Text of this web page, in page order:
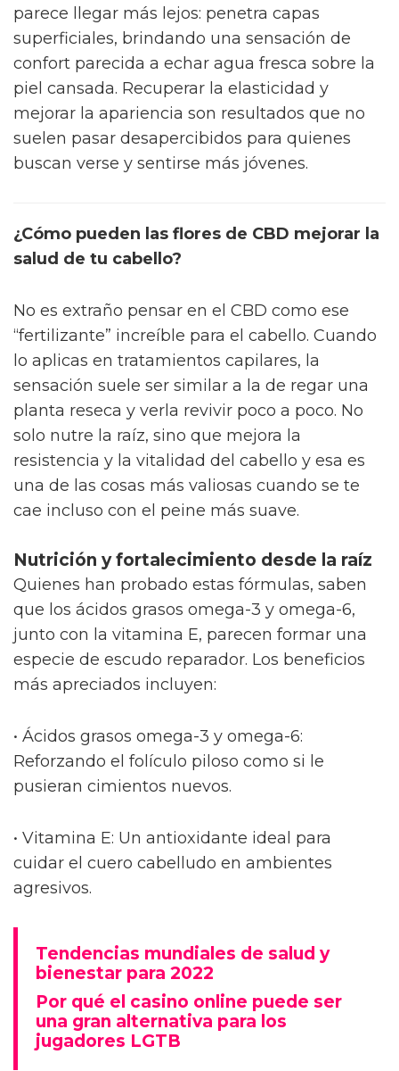
parece llegar más lejos: penetra capas
superficiales, brindando una sensación de
confort parecida a echar agua fresca sobre la
piel cansada. Recuperar la elasticidad y
mejorar la apariencia son resultados que no
suelen pasar desapercibidos para quienes
buscan verse y sentirse más jóvenes.
¿Cómo pueden las flores de CBD mejorar la
salud de tu cabello?
No es extraño pensar en el CBD como ese
“fertilizante” increíble para el cabello. Cuando
lo aplicas en tratamientos capilares, la
sensación suele ser similar a la de regar una
planta reseca y verla revivir poco a poco. No
solo nutre la raíz, sino que mejora la
resistencia y la vitalidad del cabello y esa es
una de las cosas más valiosas cuando se te
cae incluso con el peine más suave.
Nutrición y fortalecimiento desde la raíz
Quienes han probado estas fórmulas, saben
que los ácidos grasos omega-3 y omega-6,
junto con la vitamina E, parecen formar una
especie de escudo reparador. Los beneficios
más apreciados incluyen:
• Ácidos grasos omega-3 y omega-6:
Reforzando el folículo piloso como si le
pusieran cimientos nuevos.
• Vitamina E: Un antioxidante ideal para
cuidar el cuero cabelludo en ambientes
agresivos.
Tendencias mundiales de salud y
bienestar para 2022
Por qué el casino online puede ser
una gran alternativa para los
jugadores LGTB